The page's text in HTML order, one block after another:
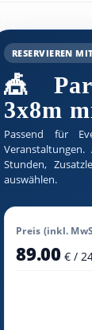
RESERVIEREN
🎪
3x8m
Passend für
Stunden,
auswählen.
Preis (inkl.
89.00 € /